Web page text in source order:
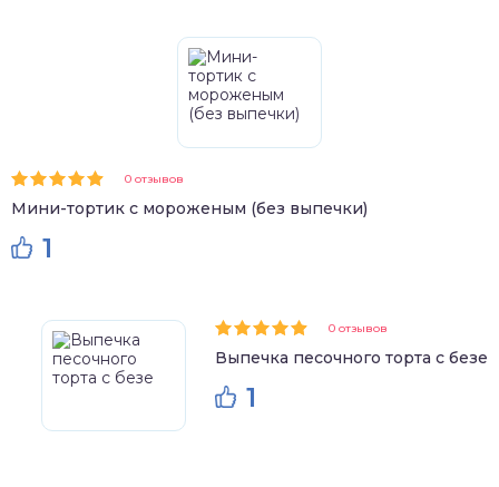
0 отзывов
Мини-тортик с мороженым (без выпечки)
1
0 отзывов
Выпечка песочного торта с безе
1